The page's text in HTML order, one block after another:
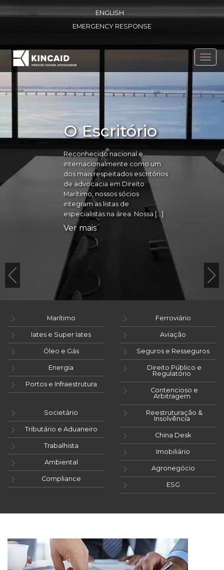
ENGLISH
EMERGENCY RESPONSE
O Escritório
Reconhecido nacional e
internacionalmente como um
dos mais respeitados escritórios
de advocacia em Direito
Marítimo, nossos sócios
integram as listas de
especialistas na área. Nossa […]
Ver mais
Marítimo
Iates e Super Iates
Óleo e Gás
Energia
Portos e Infraestrutura
Ferroviário
Aviação
Seguros e Resseguros
Direito Público e
Regulatório
Contencioso e
Arbitragem
Societário
Tributário e Aduaneiro
Trabalhista
Ambiental
Compliance
Reestruturação &
Insolvência
China Desk
Imobiliário
Agronegócio
ESG